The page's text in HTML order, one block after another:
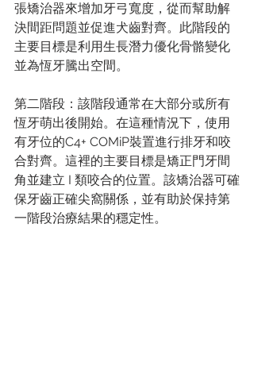
張矯治器來增加牙弓寬度，從而幫助解
決間距問題並促進犬齒對齊。此階段的
主要目標是利用生長潛力優化骨骼變化
並為恆牙騰出空間。
第二階段：該階段通常在大部分或所有
恆牙萌出後開始。在這種情況下，使用
有牙位的C4+ COMiP裝置進行排牙和咬
合對齊。這裡的主要目標是矯正門牙間
角並建立 I 類咬合的位置。該矯治器可確
保牙齒正確尖窩關係，並有助於保持第
一階段治療結果的穩定性。